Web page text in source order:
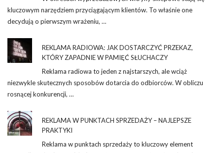
kluczowym narzędziem przyciągającym klientów. To właśnie one
decydują o pierwszym wrażeniu, …
REKLAMA RADIOWA: JAK DOSTARCZYĆ PRZEKAZ,
KTÓRY ZAPADNIE W PAMIĘĆ SŁUCHACZY
Reklama radiowa to jeden z najstarszych, ale wciąż
niezwykle skutecznych sposobów dotarcia do odbiorców. W obliczu
rosnącej konkurencji, …
REKLAMA W PUNKTACH SPRZEDAŻY – NAJLEPSZE
PRAKTYKI
Reklama w punktach sprzedaży to kluczowy element